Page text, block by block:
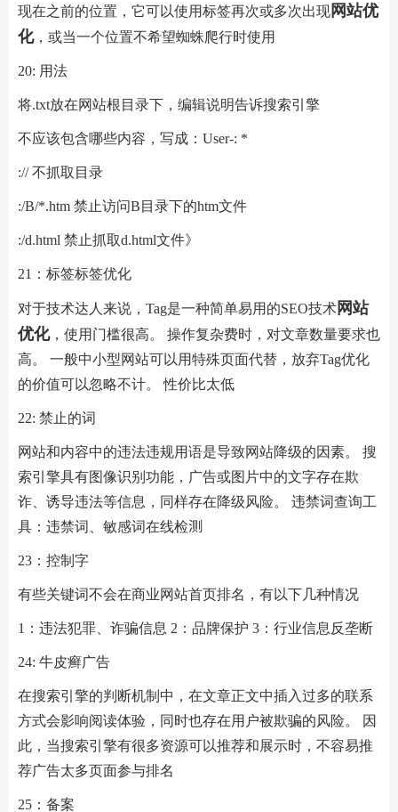
现在之前的位置，它可以使用标签再次或多次出现网站优
化，或当一个位置不希望蜘蛛爬行时使用
20: 用法
将.txt放在网站根目录下，编辑说明告诉搜索引擎
不应该包含哪些内容，写成：User-: *
:// 不抓取目录
:/B/*.htm 禁止访问B目录下的htm文件
:/d.html 禁止抓取d.html文件》
21：标签标签优化
对于技术达人来说，Tag是一种简单易用的SEO技术网站
优化，使用门槛很高。 操作复杂费时，对文章数量要求也
高。 一般中小型网站可以用特殊页面代替，放弃Tag优化
的价值可以忽略不计。 性价比太低
22: 禁止的词
网站和内容中的违法违规用语是导致网站降级的因素。 搜
索引擎具有图像识别功能，广告或图片中的文字存在欺
诈、诱导违法等信息，同样存在降级风险。 违禁词查询工
具：违禁词、敏感词在线检测
23：控制字
有些关键词不会在商业网站首页排名，有以下几种情况
1：违法犯罪、诈骗信息 2：品牌保护 3：行业信息反垄断
24: 牛皮癣广告
在搜索引擎的判断机制中，在文章正文中插入过多的联系
方式会影响阅读体验，同时也存在用户被欺骗的风险。 因
此，当搜索引擎有很多资源可以推荐和展示时，不容易推
荐广告太多页面参与排名
25：备案